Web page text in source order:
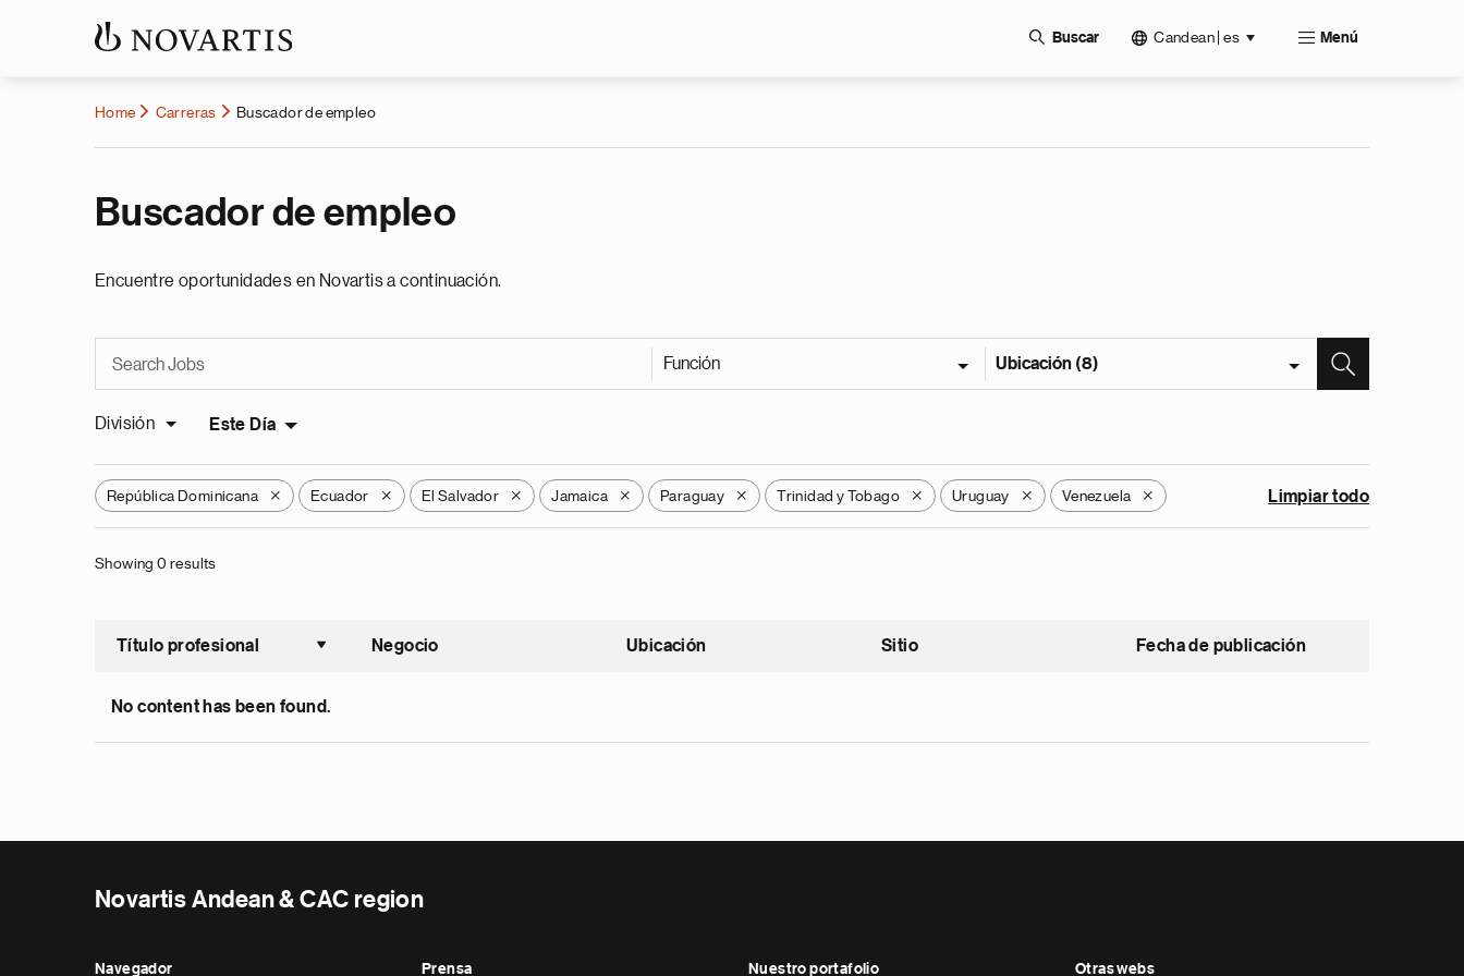
Buscar Candean | es Menú
Home Carreras Buscador de empleo
Buscador de empleo
Encuentre oportunidades en Novartis a continuación.
Función Ubicación (8)
División Este Día
República Dominicana X Ecuador X El Salvador X Jamaica X Paraguay X Trinidad y Tobago X Uruguay X Venezuela X Limpiar todo
Showing 0 results
Título profesional
Ordenar ascendente
Negocio Ubicación Sitio Fecha de publicación
No content has been found.
Novartis Andean & CAC region
Navegador Prensa Nuestro portafolio Otras webs